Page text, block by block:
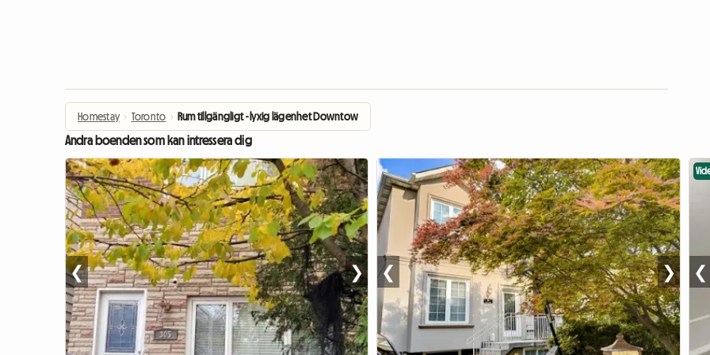
Homestay › Toronto › Rum tillgängligt - lyxig lägenhet Downtow
Andra boenden som kan intressera dig
❮ ❯ ❮ ❯ ❮